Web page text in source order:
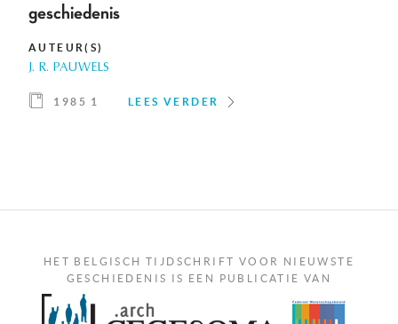
geschiedenis
AUTEUR(S)
J. R. PAUWELS
1985 1 LEES VERDER
HET BELGISCH TIJDSCHRIFT VOOR NIEUWSTE
GESCHIEDENIS IS EEN PUBLICATIE VAN